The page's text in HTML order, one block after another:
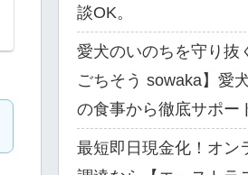
談OK。
愛犬のいのちを守り抜
ごちそう sowaka】愛
の食事から徹底サポー
最短即日現金化！オン